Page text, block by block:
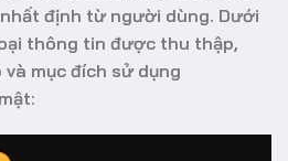
định từ người dùng. Dưới
thông tin được thu thập,
mục đích sử dụng
: